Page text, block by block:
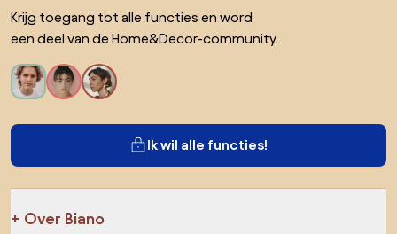
Krijg toegang tot alle functies en word
een deel van de Home&Decor-community.
Ik wil alle functies!
Over Biano